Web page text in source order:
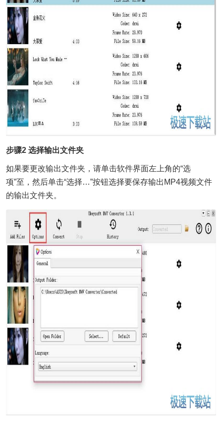
步骤2 选择输出文件夹
如果要更改输出文件夹，请单击软件界面左上角的“选
项”至，然后单击“选择…”按钮选择要保存输出MP4视频文件
的输出文件夹。